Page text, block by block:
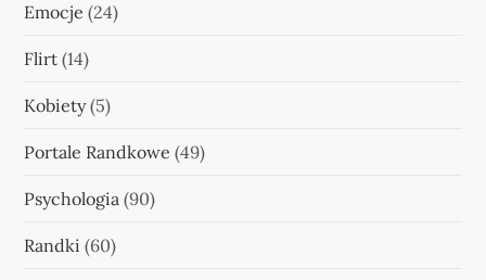
Emocje (24)
Flirt (14)
Kobiety(5)
Portale Randkowe (49)
Psychologia (90)
Randki (60)